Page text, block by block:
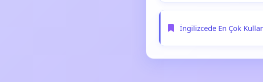
İngilizcede En Çok